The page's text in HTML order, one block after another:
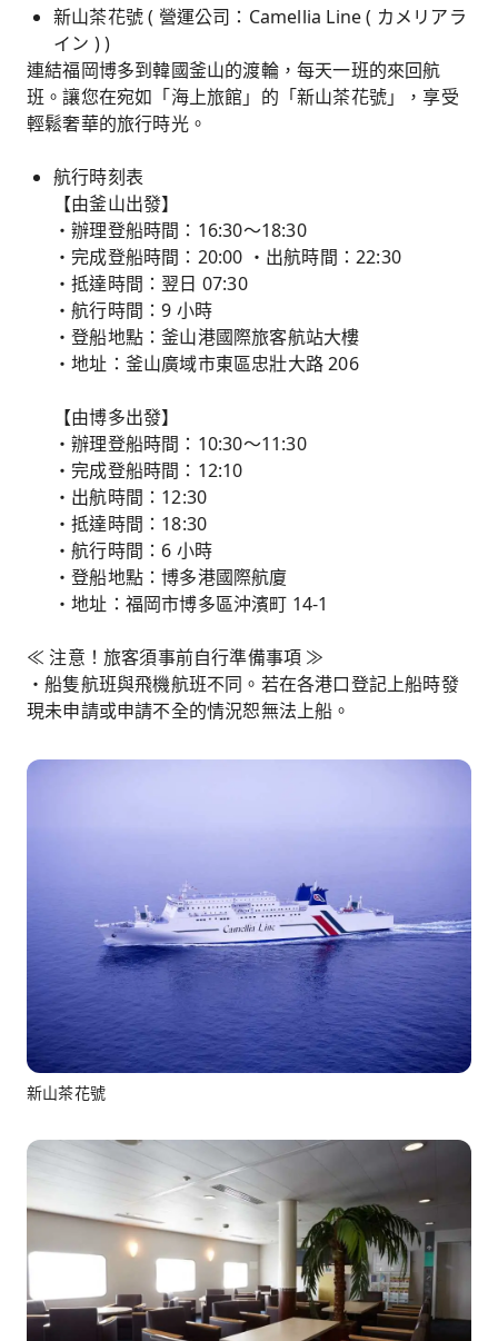
新山茶花號 ( 營運公司：Camellia Line ( カメリアラ
イン ) )
連結福岡博多到韓國釜山的渡輪，每天一班的來回航
班。讓您在宛如「海上旅館」的「新山茶花號」，享受
輕鬆奢華的旅行時光。
航行時刻表
【由釜山出發】
・辦理登船時間：16:30～18:30
・完成登船時間：20:00 ・出航時間：22:30
・抵達時間：翌日 07:30
・航行時間：9 小時
・登船地點：釜山港國際旅客航站大樓
・地址：釜山廣域市東區忠壯大路 206
【由博多出發】
・辦理登船時間：10:30～11:30
・完成登船時間：12:10
・出航時間：12:30
・抵達時間：18:30
・航行時間：6 小時
・登船地點：博多港國際航廈
・地址：福岡市博多區沖濱町 14-1
≪ 注意！旅客須事前自行準備事項 ≫
・船隻航班與飛機航班不同。若在各港口登記上船時發
現未申請或申請不全的情況恕無法上船。
新山茶花號